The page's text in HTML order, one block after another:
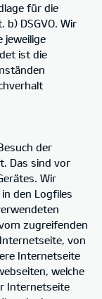
für die
DSGVO. Wir
jeweilige
ist die
der
Das sind vor
Wir
den Logfiles
zugreifenden
von
Internetseite
welche
Internetseite